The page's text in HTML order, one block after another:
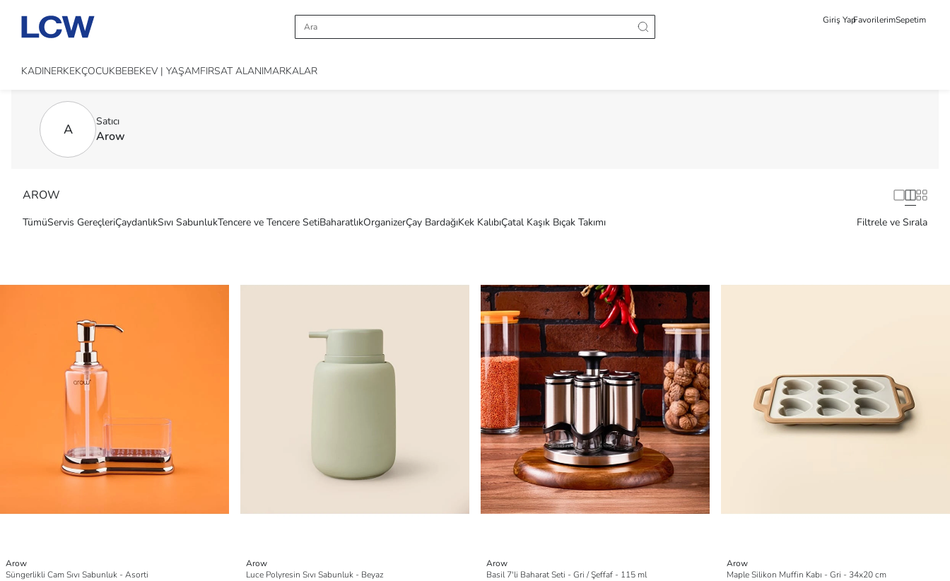
Giriş YapFavorilerimSepetim
KADINERKEKÇOCUKBEBEKEV | YAŞAMFIRSAT ALANIMARKALAR
A Satıcı
Arow
AROW
TümüServis GereçleriÇaydanlıkSıvı SabunlukTencere ve Tencere SetiBaharatlıkOrganizerÇay BardağıKek KalıbıÇatal Kaşık Bıçak Takımı Filtrele ve Sırala
Arow
Süngerlikli Cam Sıvı Sabunluk - Asorti
Arow
Luce Polyresin Sıvı Sabunluk - Beyaz
Arow
Basil 7'li Baharat Seti - Gri / Şeffaf - 115 ml
Arow
Maple Silikon Muffin Kabı - Gri - 34x20 cm